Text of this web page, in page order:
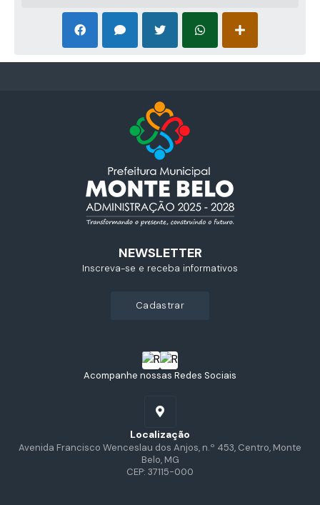
Acompanhe nossas Redes Sociais
Localização
Avenida Francisco Wenceslau dos Anjos, n.º 453, Centro, Monte
Belo, MG
CEP: 37115-000
NEWSLETTER
Inscreva-se e receba informativos
cadastrar